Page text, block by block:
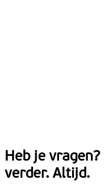
Heb je vragen?
verder. Altijd.